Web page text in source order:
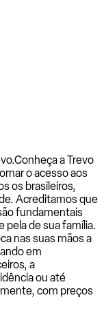
Conheça a Trevo
o acesso aos
os brasileiros,
Acreditamos que
fundamentais
pela de sua família.
nas suas mãos a
em
a
ou até
com preços